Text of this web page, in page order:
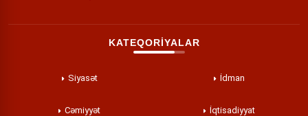
KATEQORİYALAR
Siyasət İdman
Cəmiyyət İqtisadiyyat